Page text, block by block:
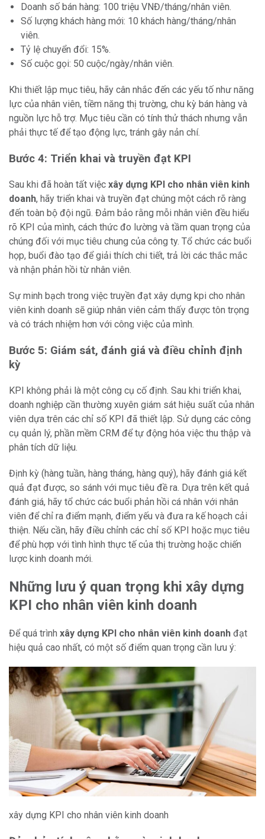
Doanh số bán hàng: 100 triệu VNĐ/tháng/nhân viên.
Số lượng khách hàng mới: 10 khách hàng/tháng/nhân
viên.
Tỷ lệ chuyển đổi: 15%.
Số cuộc gọi: 50 cuộc/ngày/nhân viên.
Khi thiết lập mục tiêu, hãy cân nhắc đến các yếu tố như năng
lực của nhân viên, tiềm năng thị trường, chu kỳ bán hàng và
nguồn lực hỗ trợ. Mục tiêu cần có tính thử thách nhưng vẫn
phải thực tế để tạo động lực, tránh gây nản chí.
Bước 4: Triển khai và truyền đạt KPI
Sau khi đã hoàn tất việc xây dựng KPI cho nhân viên kinh
doanh, hãy triển khai và truyền đạt chúng một cách rõ ràng
đến toàn bộ đội ngũ. Đảm bảo rằng mỗi nhân viên đều hiểu
rõ KPI của mình, cách thức đo lường và tầm quan trọng của
chúng đối với mục tiêu chung của công ty. Tổ chức các buổi
họp, buổi đào tạo để giải thích chi tiết, trả lời các thắc mắc
và nhận phản hồi từ nhân viên.
Sự minh bạch trong việc truyền đạt xây dựng kpi cho nhân
viên kinh doanh sẽ giúp nhân viên cảm thấy được tôn trọng
và có trách nhiệm hơn với công việc của mình.
Bước 5: Giám sát, đánh giá và điều chỉnh định
kỳ
KPI không phải là một công cụ cố định. Sau khi triển khai,
doanh nghiệp cần thường xuyên giám sát hiệu suất của nhân
viên dựa trên các chỉ số KPI đã thiết lập. Sử dụng các công
cụ quản lý, phần mềm CRM để tự động hóa việc thu thập và
phân tích dữ liệu.
Định kỳ (hàng tuần, hàng tháng, hàng quý), hãy đánh giá kết
quả đạt được, so sánh với mục tiêu đề ra. Dựa trên kết quả
đánh giá, hãy tổ chức các buổi phản hồi cá nhân với nhân
viên để chỉ ra điểm mạnh, điểm yếu và đưa ra kế hoạch cải
thiện. Nếu cần, hãy điều chỉnh các chỉ số KPI hoặc mục tiêu
để phù hợp với tình hình thực tế của thị trường hoặc chiến
lược kinh doanh mới.
Những lưu ý quan trọng khi xây dựng
KPI cho nhân viên kinh doanh
Để quá trình xây dựng KPI cho nhân viên kinh doanh đạt
hiệu quả cao nhất, có một số điểm quan trọng cần lưu ý:
xây dựng KPI cho nhân viên kinh doanh